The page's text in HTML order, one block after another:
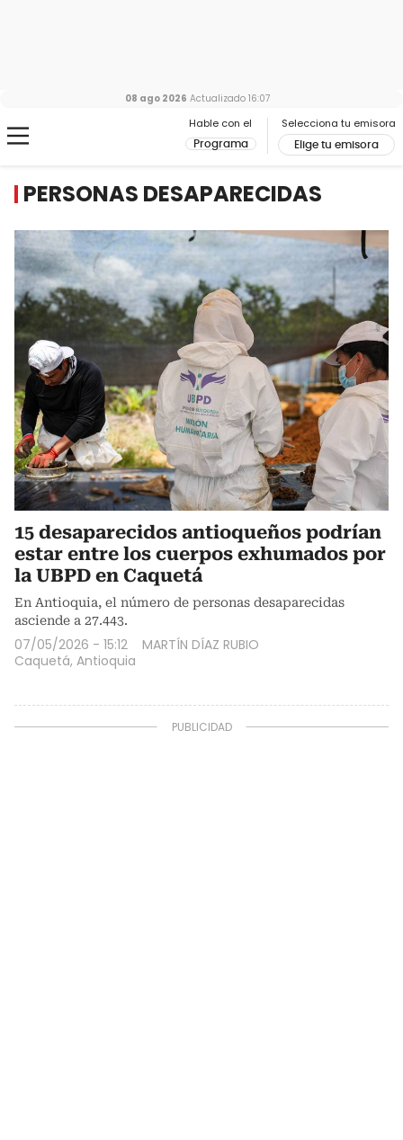
Hable con el
Programa
Selecciona tu emisora
Elige tu emisora
08 ago 2026 Actualizado 16:07
PERSONAS DESAPARECIDAS
15 desaparecidos antioqueños podrían
estar entre los cuerpos exhumados por
la UBPD en Caquetá
En Antioquia, el número de personas desaparecidas
asciende a 27.443.
07/05/2026 - 15:12
MARTÍN DÍAZ RUBIO
Caquetá, Antioquia